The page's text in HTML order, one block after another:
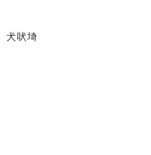
犬吠埼